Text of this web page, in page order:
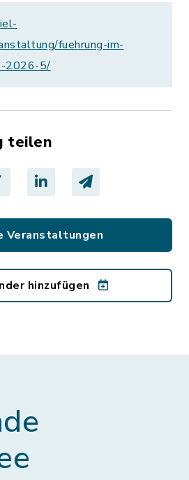
fuehrung-im-
2026-5/
teilen
Veranstaltungen
hinzufügen